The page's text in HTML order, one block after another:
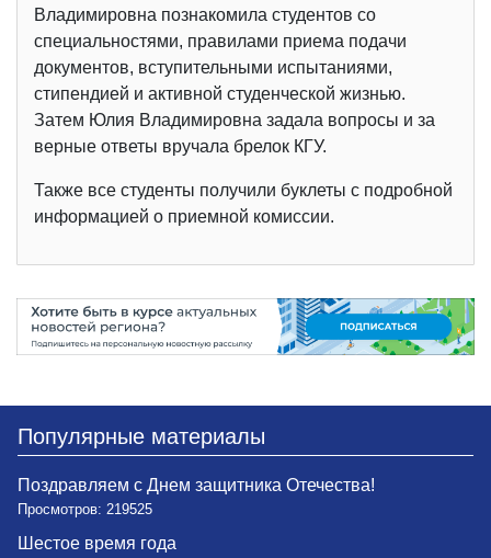
Владимировна познакомила студентов со
специальностями, правилами приема подачи
документов, вступительными испытаниями,
стипендией и активной студенческой жизнью.
Затем Юлия Владимировна задала вопросы и за
верные ответы вручала брелок КГУ.
Также все студенты получили буклеты с подробной
информацией о приемной комиссии.
Популярные материалы
Поздравляем с Днем защитника Отечества!
Просмотров: 219525
Шестое время года